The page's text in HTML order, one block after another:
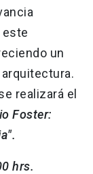
este
un
realizará el
Foster:
hrs.